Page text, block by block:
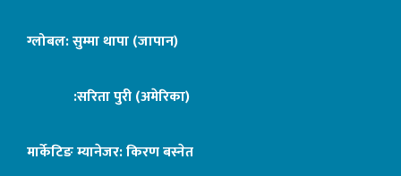
ग्लोबल: सुम्मा थापा (जापान)
:सरिता पुरी (अमेरिका)
मार्केटिङ म्यानेजर: किरण बस्नेत